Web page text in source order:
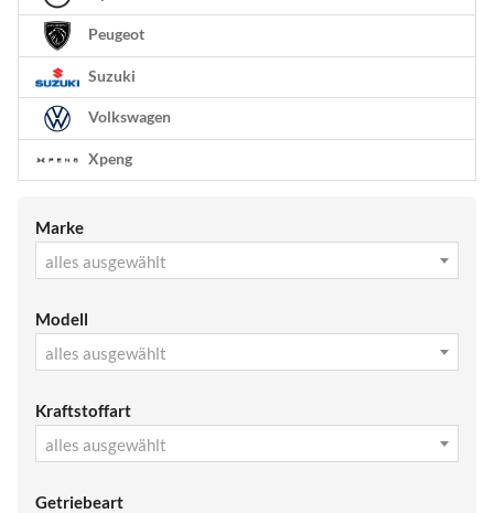
Peugeot
Suzuki
Volkswagen
Xpeng
Marke
alles ausgewählt
Modell
alles ausgewählt
Kraftstoffart
alles ausgewählt
Getriebeart